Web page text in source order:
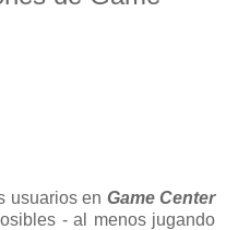
usuarios en Game Center
- al menos jugando